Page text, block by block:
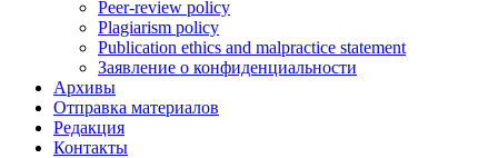
Peer-review policy
Plagiarism policy
Publication ethics and malpractice statement
Заявление о конфиденциальности
Архивы
Отправка материалов
Редакция
Контакты